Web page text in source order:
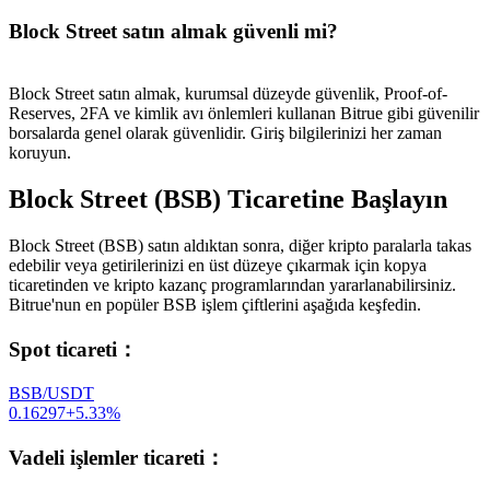
Block Street satın almak güvenli mi?
Block Street satın almak, kurumsal düzeyde güvenlik, Proof-of-
Reserves, 2FA ve kimlik avı önlemleri kullanan Bitrue gibi güvenilir
borsalarda genel olarak güvenlidir. Giriş bilgilerinizi her zaman
koruyun.
Block Street (BSB) Ticaretine Başlayın
Block Street (BSB) satın aldıktan sonra, diğer kripto paralarla takas
edebilir veya getirilerinizi en üst düzeye çıkarmak için kopya
ticaretinden ve kripto kazanç programlarından yararlanabilirsiniz.
Bitrue'nun en popüler BSB işlem çiftlerini aşağıda keşfedin.
Spot ticareti ：
BSB/USDT
0.16297+5.33%
Vadeli işlemler ticareti ：